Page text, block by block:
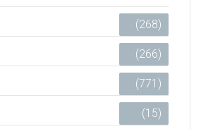
(268)
(266)
(771)
(15)